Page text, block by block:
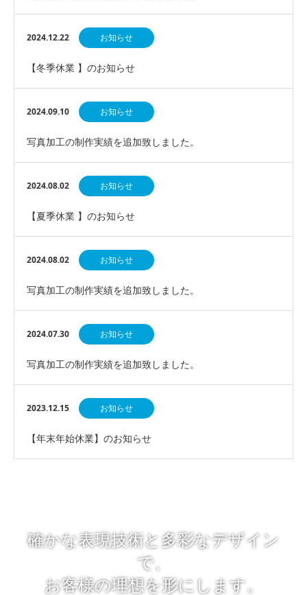
2024.12.22 お知らせ
【冬季休業 】のお知らせ
2024.09.10 お知らせ
写真加工の制作実績を追加致しました。
2024.08.02 お知らせ
【夏季休業 】のお知らせ
2024.08.02 お知らせ
写真加工の制作実績を追加致しました。
2024.07.30 お知らせ
写真加工の制作実績を追加致しました。
2023.12.15 お知らせ
【年末年始休業】のお知らせ
確かな表現技術と多彩なデザイン
で、
お客様の理想を形にします。